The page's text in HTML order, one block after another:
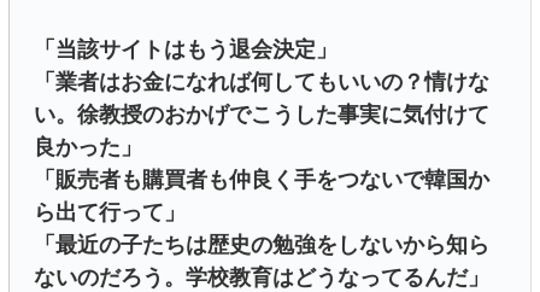
「当該サイトはもう退会決定」
「業者はお金になれば何してもいいの？情けな
い。徐教授のおかげでこうした事実に気付けて
良かった」
「販売者も購買者も仲良く手をつないで韓国か
ら出て行って」
「最近の子たちは歴史の勉強をしないから知ら
ないのだろう。学校教育はどうなってるんだ」